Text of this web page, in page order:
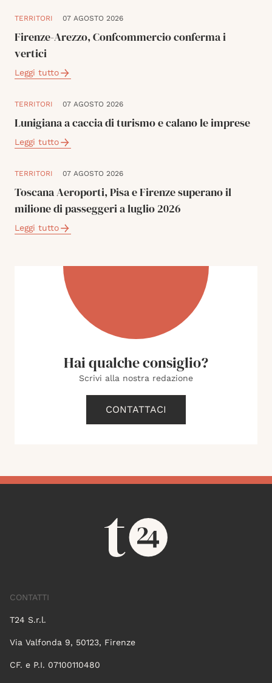
TERRITORI 07 AGOSTO 2026
Firenze-Arezzo, Confcommercio conferma i
vertici
Leggi tutto
TERRITORI 07 AGOSTO 2026
Lunigiana a caccia di turismo e calano le imprese
Leggi tutto
TERRITORI 07 AGOSTO 2026
Toscana Aeroporti, Pisa e Firenze superano il
milione di passeggeri a luglio 2026
Leggi tutto
Hai qualche consiglio?
Scrivi alla nostra redazione
CONTATTACI
CONTATTI
T24 S.r.l.
Via Valfonda 9, 50123, Firenze
CF. e P.I. 07100110480